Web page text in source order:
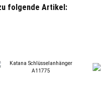
folgende Artikel: